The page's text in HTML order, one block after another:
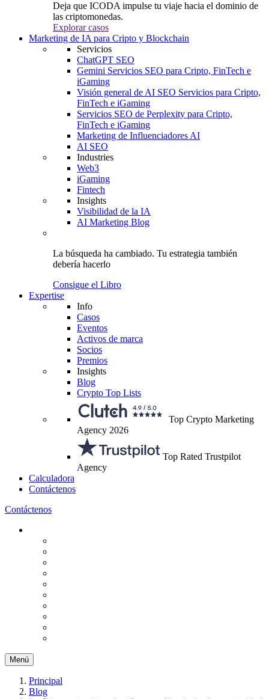
Deja que ICODA impulse tu viaje hacia el dominio de
las criptomonedas.
Explorar casos
Marketing de IA para Cripto y Blockchain
Servicios
ChatGPT SEO
Gemini Servicios SEO para Cripto, FinTech e
iGaming
Visión general de AI SEO Servicios para Cripto,
FinTech e iGaming
Servicios SEO de Perplexity para Cripto,
FinTech e iGaming
Marketing de Influenciadores AI
AI SEO
Industries
Web3
iGaming
Fintech
Insights
Visibilidad de la IA
AI Marketing Blog
La búsqueda ha cambiado. Tu estrategia también
debería hacerlo
Consigue el Libro
Expertise
Info
Casos
Eventos
Activos de marca
Socios
Premios
Insights
Blog
Crypto Top Lists
Top Crypto Marketing
Agency 2026
Top Rated Trustpilot
Agency
Calculadora
Contáctenos
Contáctenos
Menú
Principal
Blog